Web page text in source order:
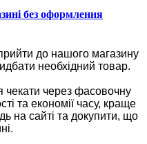
без оформлення
до нашого магазину
необхідний товар.
через фасовочну
та економії часу, краще
на сайті та докупити, що